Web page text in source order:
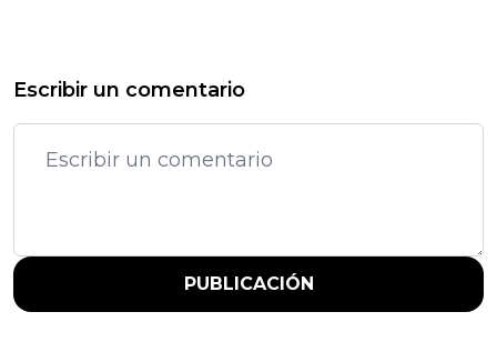
Escribir un comentario
PUBLICACIÓN